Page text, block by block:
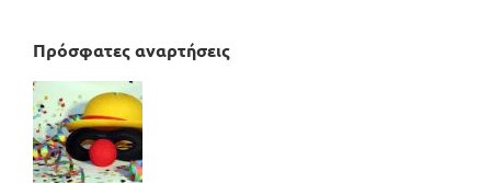
Πρόσφατες αναρτήσεις